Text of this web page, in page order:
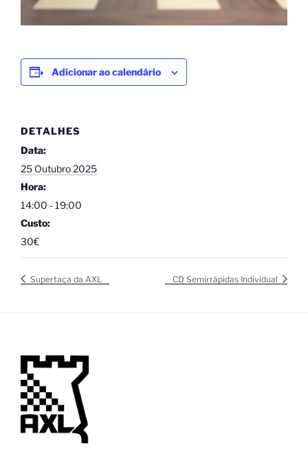
Adicionar ao calendário
DETALHES
Data:
25 Outubro 2025
Hora:
14:00 - 19:00
Custo:
30€
Supertaça da AXL CD Semirrápidas Individual